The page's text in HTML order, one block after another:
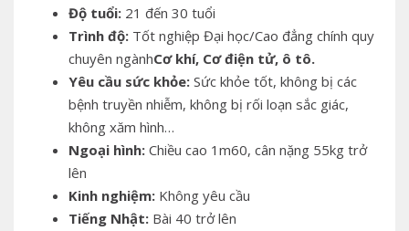
Độ tuổi: 21 đến 30 tuổi
Trình độ: Tốt nghiệp Đại học/Cao đẳng chính quy
chuyên ngànhCơ khí, Cơ điện tử, ô tô.
Yêu cầu sức khỏe: Sức khỏe tốt, không bị các
bệnh truyền nhiễm, không bị rối loạn sắc giác,
không xăm hình…
Ngoại hình: Chiều cao 1m60, cân nặng 55kg trở
lên
Kinh nghiệm: Không yêu cầu
Tiếng Nhật: Bài 40 trở lên